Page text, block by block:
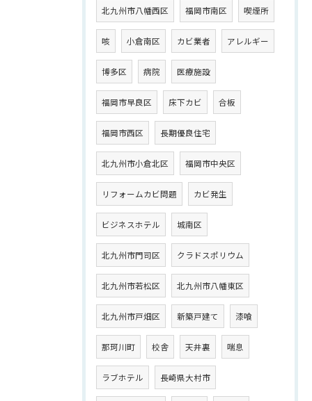
北九州市八幡西区 福岡市南区 喫煙所
咳 小倉南区 カビ業者 アレルギー
博多区 病院 医療施設
福岡市早良区 床下カビ 合板
福岡市西区 長期優良住宅
北九州市小倉北区 福岡市中央区
リフォームカビ問題 カビ発生
ビジネスホテル 城南区
北九州市門司区 クラドスポリウム
北九州市若松区 北九州市八幡東区
北九州市戸畑区 新築戸建て 漆喰
那珂川町 校舎 天井裏 喘息
ラブホテル 長崎県大村市